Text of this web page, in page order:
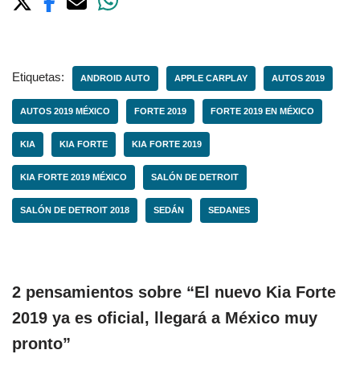
Etiquetas: ANDROID AUTO APPLE CARPLAY AUTOS 2019
AUTOS 2019 MÉXICO FORTE 2019 FORTE 2019 EN MÉXICO
KIA KIA FORTE KIA FORTE 2019
KIA FORTE 2019 MÉXICO SALÓN DE DETROIT
SALÓN DE DETROIT 2018 SEDÁN SEDANES
2 pensamientos sobre “El nuevo Kia Forte
2019 ya es oficial, llegará a México muy
pronto”